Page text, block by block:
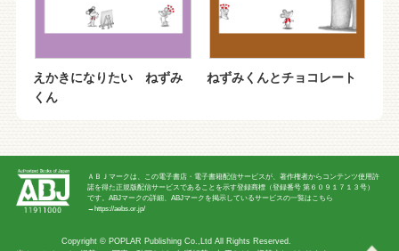
えかきになりたい ねずみ
くん
ねずみくんとチョコレート
ＡＢＪマークは、この電子書店・電子書籍配信サービスが、著作権者からコンテンツ使用許
諾を得た正規版配信サービスであることを示す登録商標（登録番号 第６０９１７１３号）
です。ABJマークの詳細、ABJマークを掲示しているサービスの一覧はこちら
→ https://aebs.or.jp/
Copyright © POPLAR Publishing Co.,Ltd All Rights Reserved.